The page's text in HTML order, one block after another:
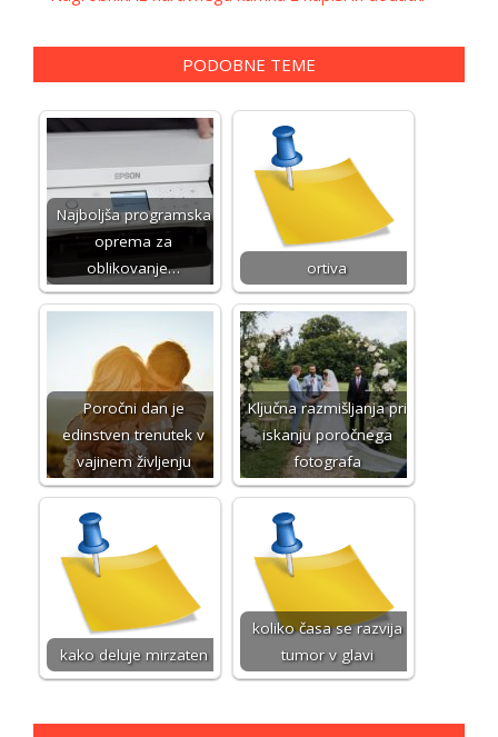
PODOBNE TEME
Najboljša programska
oprema za
oblikovanje…
ortiva
Poročni dan je
edinstven trenutek v
vajinem življenju
Ključna razmišljanja pri
iskanju poročnega
fotografa
kako deluje mirzaten
koliko časa se razvija
tumor v glavi